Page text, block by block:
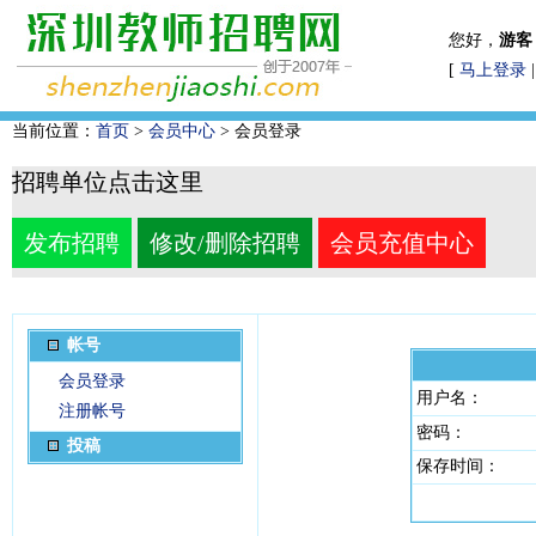
您好， 游客
[ 马上登录
当前位置： 首页 > 会员中心 > 会员登录
招聘单位点击这里
发布招聘 修改/删除招聘 会员充值中心
帐号
会员登录
注册帐号
投稿
用户名：
密码：
保存时间：